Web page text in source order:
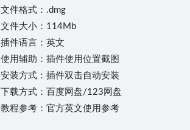
文件格式：.dmg
文件大小：114Mb
插件语言：英文
使用辅助：插件使用位置截图
安装方式：插件双击自动安装
下载方式：百度网盘/123网盘
教程参考：官方英文使用参考